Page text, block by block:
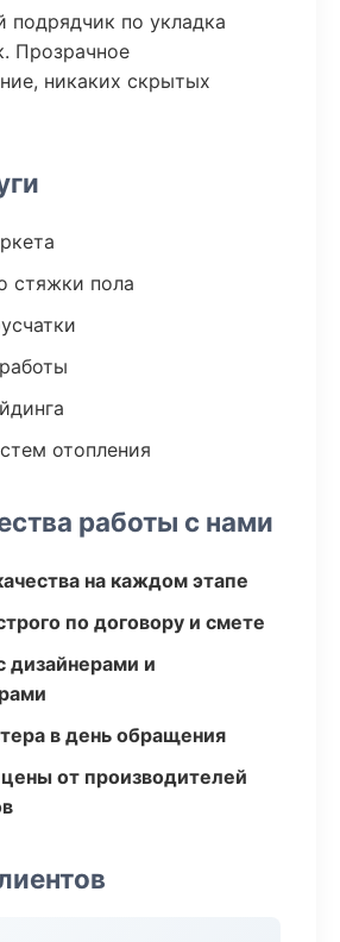
по укладка
Прозрачное
никаких скрытых
стяжки пола
отопления
работы с нами
на каждом этапе
по договору и смете
дизайнерами и
в день обращения
от производителей